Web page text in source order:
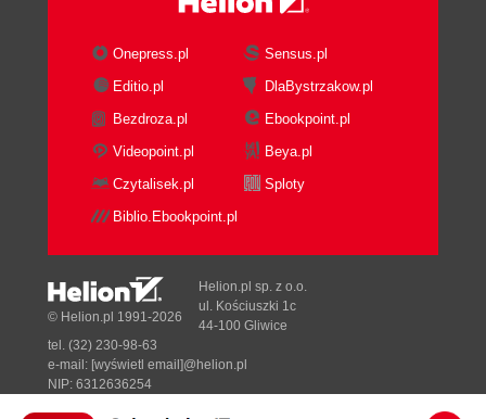
Onepress.pl
Sensus.pl
Editio.pl
DlaBystrzakow.pl
Bezdroza.pl
Ebookpoint.pl
Videopoint.pl
Beya.pl
Czytalisek.pl
Sploty
Biblio.Ebookpoint.pl
© Helion.pl 1991-2026
Helion.pl sp. z o.o.
ul. Kościuszki 1c
44-100 Gliwice
tel. (32) 230-98-63
e-mail: [wyświetl email]@helion.pl
NIP: 6312636254